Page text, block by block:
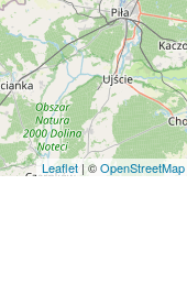
Leaflet | ©OpenStreetMap